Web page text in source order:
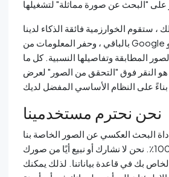
، ستقوم الخوارزمية فائقة الذكاء لدينا
بالباقي ، وحفر المعلومات من Google و Bing و Yandex
المطابقة وتفاصيلها النسبية. كل ما
هو النقر فوق "التحقق من الصور" لعرض
نحن نحترم مستخدمينا
البحث العكسي عن الصور الخاصة بنا
آمنة ومأمونة بنسبة 100٪. نحن لا نشارك أو نبيع أيًا من صورك
بك في قاعدة بياناتنا. لذلك يمكنك